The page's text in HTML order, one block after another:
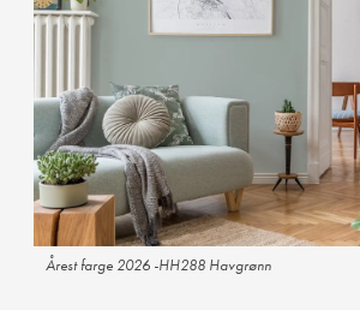
Årest farge 2026 -HH288 Havgrønn